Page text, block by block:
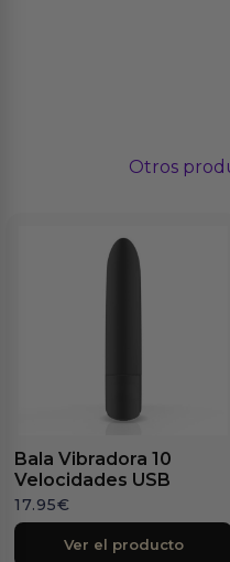
Otros
Bala Vibradora 10
Velocidades USB
17.95€
Ver el producto